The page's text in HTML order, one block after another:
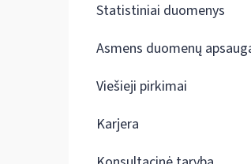
Statistiniai duomenys
Asmens duomenų
Viešieji pirkimai
Karjera